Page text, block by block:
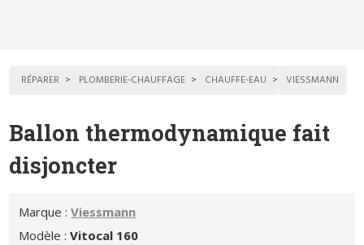
RÉPARER PLOMBERIE-CHAUFFAGE CHAUFFE-EAU VIESSMANN
Ballon thermodynamique fait
disjoncter
Marque :Viessmann
Modèle :Vitocal 160